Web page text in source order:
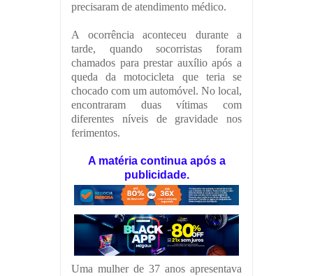
precisaram de atendimento médico.
A ocorrência aconteceu durante a
tarde, quando socorristas foram
chamados para prestar auxílio após a
queda da motocicleta que teria se
chocado com um automóvel. No local,
encontraram duas vítimas com
diferentes níveis de gravidade nos
ferimentos.
A matéria continua após a
publicidade.
Uma mulher de 37 anos apresentava